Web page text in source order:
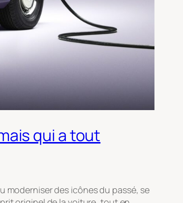
qui a tout
moderniser des icônes du passé, se